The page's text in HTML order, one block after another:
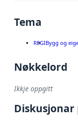
Tema
REGIBygg og
Nøkkelord
Ikkje oppgitt
Diskusjonar